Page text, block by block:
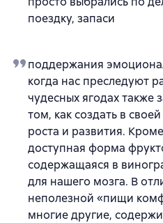
поездку, запаси
поддержания
когда нас преследуют
чудесных ягодах
том, как создать в
роста и развития.
доступная форма
содержащаяся в
для нашего мозга. В
неполезной «пищи
многие другие,